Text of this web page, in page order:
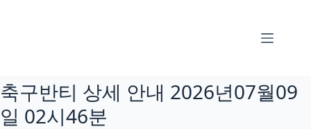
건
너
뛰
축구반티 상세 안내 2026년07월09
일 02시46분